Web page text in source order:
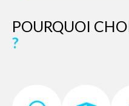
POURQUOI
?